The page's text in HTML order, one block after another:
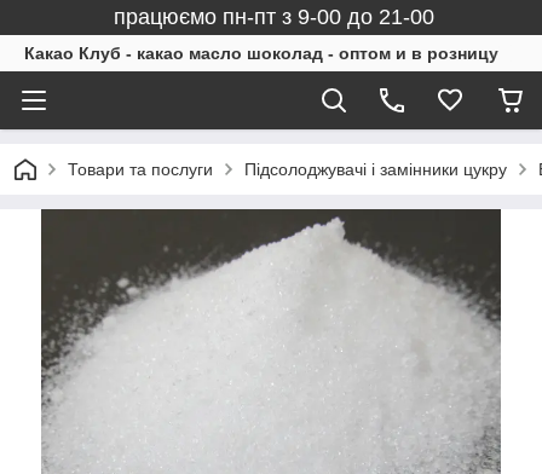
працюємо пн-пт з 9-00 до 21-00
Какао Клуб - какао масло шоколад - оптом и в розницу
Товари та послуги Підсолоджувачі і замінники цукру